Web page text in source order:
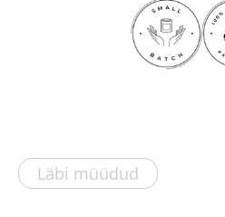
Läbi müüdud